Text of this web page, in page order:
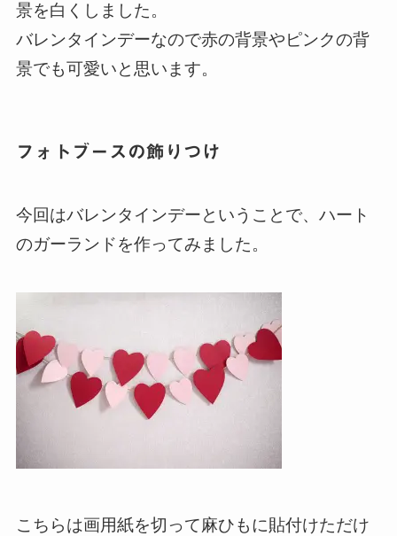
景を白くしました。
バレンタインデーなので赤の背景やピンクの背
景でも可愛いと思います。
フォトブースの飾りつけ
今回はバレンタインデーということで、ハート
のガーランドを作ってみました。
こちらは画用紙を切って麻ひもに貼付けただけ